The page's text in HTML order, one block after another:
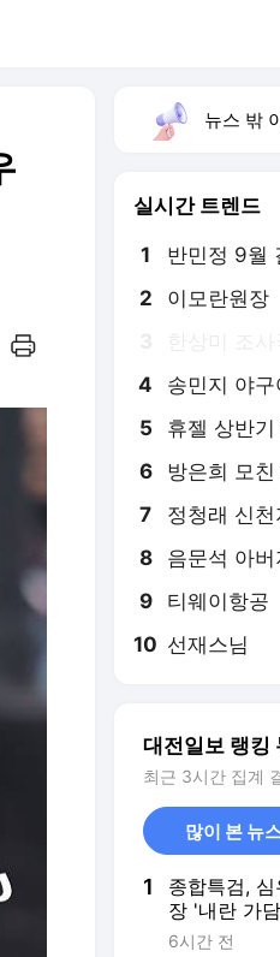
뉴스 밖 이
실시간 트렌드
1 반민정 9월
2 이모란원장
4 송민지 야
5 휴젤 상반
6 방은희 모
7 정청래 신
8 음문석 아
9 티웨이항공
10 선재스님
대전일보 랭킹
최근 3시간 집계
많이 본 뉴
1
종합특검,
장 '내란 가
검 재차 압수
6시간 전